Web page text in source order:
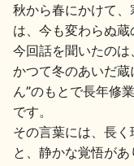
歳時記
秋から春にかけて、
は、今も変わらぬ蔵
今回話を聞いたのは
かつて冬のあいだ蔵
ん”のもとで長年修
です。
その言葉には、長
と、静かな覚悟があ